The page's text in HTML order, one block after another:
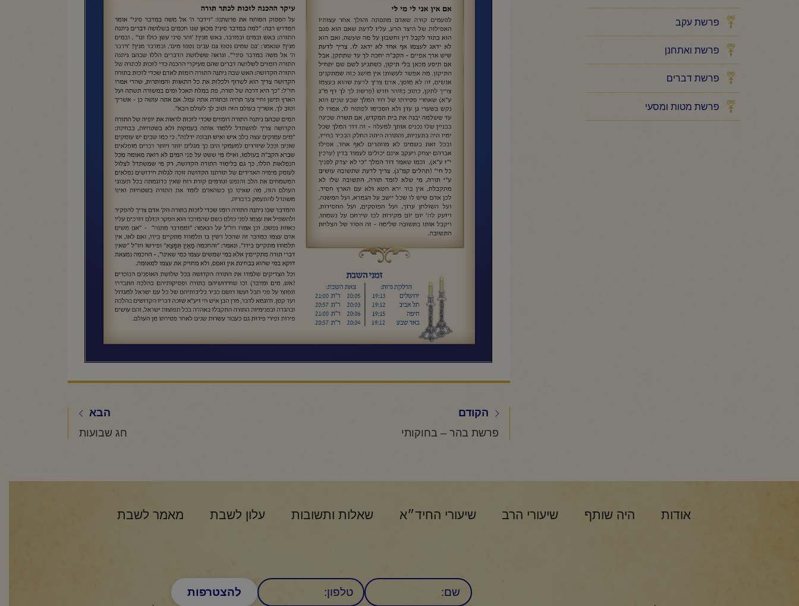
פרשת עקב
פרשת ואתחנן
פרשת דברים
פרשת מטות ומסעי
הקודם
פרשת בהר – בחוקותי
הבא
חג שבועות
אודות היה שותף שיעורי הרב שיעורי החיד״א שאלות ותשובות עלון לשבת מאמר לשבת
שם טלפון: